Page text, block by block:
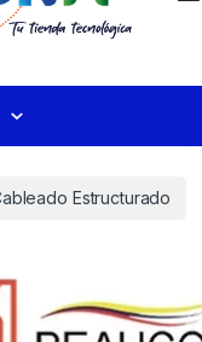
Estructurado